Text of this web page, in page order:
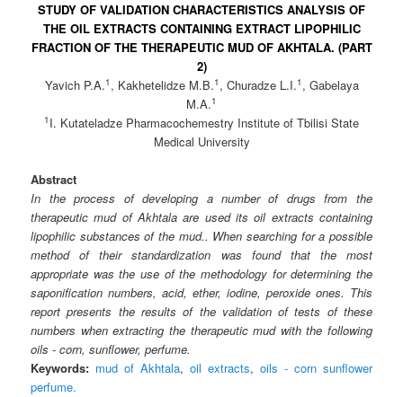
STUDY OF VALIDATION CHARACTERISTICS ANALYSIS OF
THE OIL EXTRACTS CONTAINING EXTRACT LIPOPHILIC
FRACTION OF THE THERAPEUTIC MUD OF AKHTALA. (PART
2)
Yavich P.A.1 , Kakhetelidze M.B.1 , Churadze L.I.1 , Gabelaya
M.A.1
1 I. Kutateladze Pharmacochemestry Institute of Tbilisi State
Medical University
Abstract
In the process of developing a number of drugs from the
therapeutic mud of Akhtala are used its oil extracts containing
lipophilic substances of the mud.. When searching for a possible
method of their standardization was found that the most
appropriate was the use of the methodology for determining the
saponification numbers, acid, ether, iodine, peroxide ones. This
report presents the results of the validation of tests of these
numbers when extracting the therapeutic mud with the following
oils - corn, sunflower, perfume.
Keywords: mud of Akhtala,oil extracts,oils - corn sunflower
perfume.